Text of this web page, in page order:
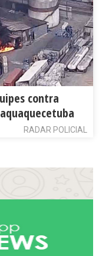
contra
RADAR POLICIAL